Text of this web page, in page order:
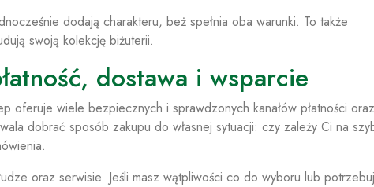
dodają charakteru, beż spełnia oba warunki. To także
swoją kolekcję biżuterii.
dostawa i wsparcie
oferuje wiele bezpiecznych i sprawdzonych kanałów płatności
dobrać sposób zakupu do własnej sytuacji: czy zależy Ci na
oraz serwisie. Jeśli masz wątpliwości co do wyboru lub